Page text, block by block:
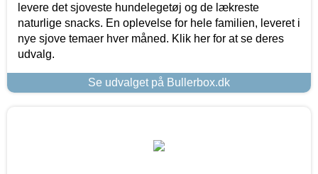
levere det sjoveste hundelegetøj og de lækreste
naturlige snacks. En oplevelse for hele familien, leveret i
nye sjove temaer hver måned. Klik her for at se deres
udvalg.
Se udvalget på Bullerbox.dk